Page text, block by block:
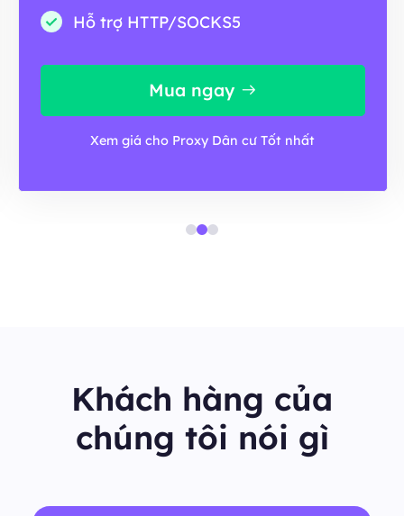
Hỗ trợ HTTP/SOCKS5
Mua ngay
Xem giá cho Proxy Dân cư Tốt nhất
Khách hàng của
chúng tôi nói gì